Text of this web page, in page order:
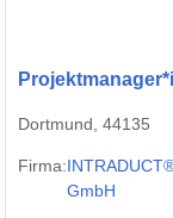
Dortmund, 44135
Firma:
GmbH